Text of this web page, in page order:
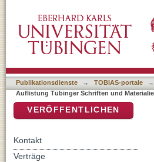
Publikationsdienste → TOBIAS-portale →
Auflistung Tübinger Schriften und
VERÖFFENTLICHEN
Kontakt
Verträge